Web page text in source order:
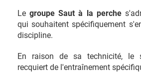
Legroupe Saut à la perche
qui souhaitent spécifiquement
discipline.
En raison de sa technicité, le
recquiert de l'entraînement